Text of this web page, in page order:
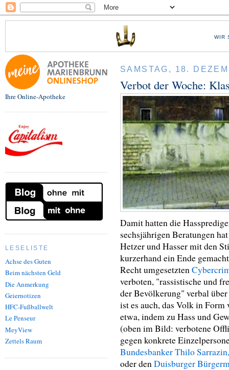
WIR
Ihre Online-Apotheke
LESELISTE
Achse des Guten
Beim nächsten Geld
Die Anmerkung
Geiernotizen
HFC-Fußballwelt
Le Penseur
MeyView
Zettels Raum
SAMSTAG, 18.
Verbot der Woche:
Damit hatten die
sechsjährigen Beratungen
Hetzer und Hasser mit den
kurzerhand ein Ende
Recht umgesetzten
verboten, "rassistische und
der Bevölkerung" verbal
ist es auch, das Volk in Form
etwa, indem zu Hass und
(oben im Bild: verbotene
gegen konkrete
Bundesbanker Thilo Sarrazin,
oder den Duisburger